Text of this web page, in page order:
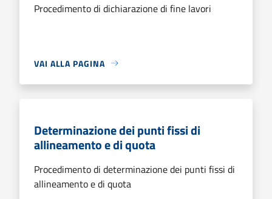
Procedimento di dichiarazione di fine lavori
VAI ALLA PAGINA
Determinazione dei punti fissi di
allineamento e di quota
Procedimento di determinazione dei punti fissi di
allineamento e di quota